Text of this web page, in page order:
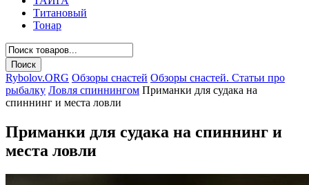
Титановый
Тонар
Rybolov.ORG Обзоры снастей Обзоры снастей. Статьи про
рыбалку Ловля спиннингом Приманки для судака на
спиннинг и места ловли
Приманки для судака на спиннинг и
места ловли